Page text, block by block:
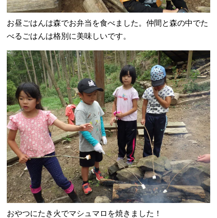
お昼ごはんは森でお弁当を食べました。仲間と森の中でた
べるごはんは格別に美味しいです。
おやつにたき火でマシュマロを焼きました！